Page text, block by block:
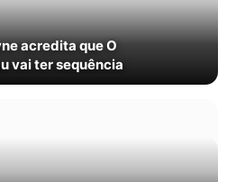
acredita que O
vai ter sequência